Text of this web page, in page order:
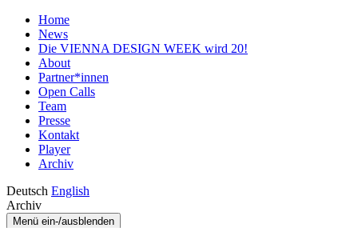
Home
News
Die VIENNA DESIGN WEEK wird 20!
About
Partner*innen
Open Calls
Team
Presse
Kontakt
Player
Archiv
Deutsch English
Archiv
Menü ein-/ausblenden